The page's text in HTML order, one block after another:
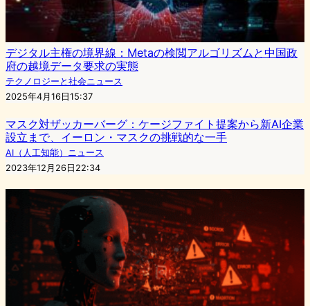
デジタル主権の境界線：Metaの検閲アルゴリズムと中国政
府の越境データ要求の実態
テクノロジーと社会ニュース
2025年4月16日15:37
マスク対ザッカーバーグ：ケージファイト提案から新AI企業
設立まで、イーロン・マスクの挑戦的な一手
AI（人工知能）ニュース
2023年12月26日22:34